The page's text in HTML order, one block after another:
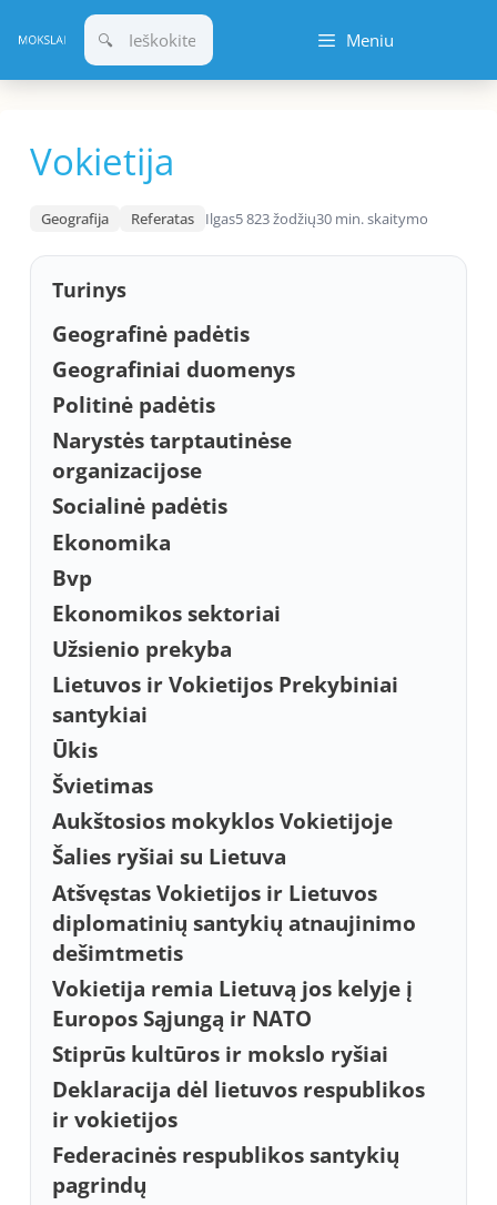
prie
turinio
Meniu
Vokietija
Geografija Referatas Ilgas5 823 žodžių30 min. skaitymo
Turinys
Geografinė padėtis
Geografiniai duomenys
Politinė padėtis
Narystės tarptautinėse
organizacijose
Socialinė padėtis
Ekonomika
Bvp
Ekonomikos sektoriai
Užsienio prekyba
Lietuvos ir Vokietijos Prekybiniai
santykiai
Ūkis
Švietimas
Aukštosios mokyklos Vokietijoje
Šalies ryšiai su Lietuva
Atšvęstas Vokietijos ir Lietuvos
diplomatinių santykių atnaujinimo
dešimtmetis
Vokietija remia Lietuvą jos kelyje į
Europos Sąjungą ir NATO
Stiprūs kultūros ir mokslo ryšiai
Deklaracija dėl lietuvos respublikos
ir vokietijos
Federacinės respublikos santykių
pagrindų